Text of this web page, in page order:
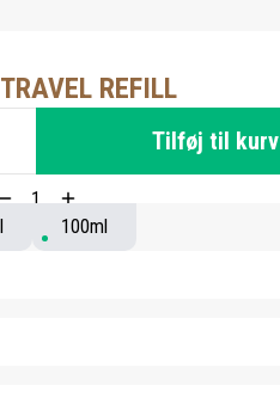
REFILL
Tilføj til kurv
100ml